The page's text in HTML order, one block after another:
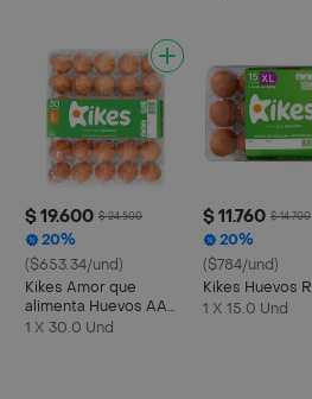
$ 19.600 $ 24.500
20%
($653.34/und)
Kikes Amor que
alimenta Huevos AA
Rojos L
1 X 30.0 Und
$ 11.760 $ 14.700
20%
($784/und)
Kikes Huevos
1 X 15.0 Und